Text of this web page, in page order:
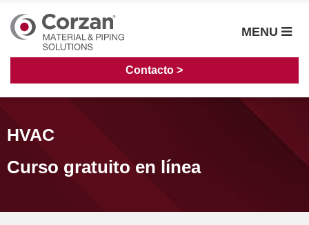
MENU
Contacto >
HVAC
Curso gratuito en línea